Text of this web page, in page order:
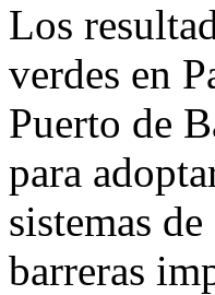
Los
verdes en
Puerto de
para
sistemas
barreras